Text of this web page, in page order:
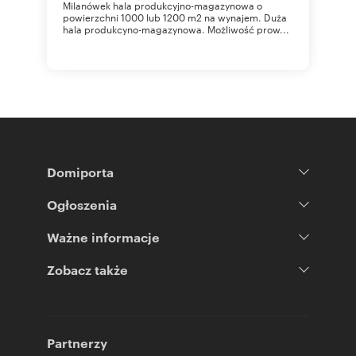
Milanówek hala produkcyjno-magazynowa o
powierzchni 1000 lub 1200 m2 na wynajem. Duża
hala produkcyno-magazynowa. Możliwość prow...
Domiporta
Ogłoszenia
Ważne informacje
Zobacz także
Partnerzy